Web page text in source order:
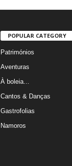
POPULAR CATEGORY
Patrimónios
Aventuras
À boleia...
Cantos & Danças
Gastrofolias
Namoros